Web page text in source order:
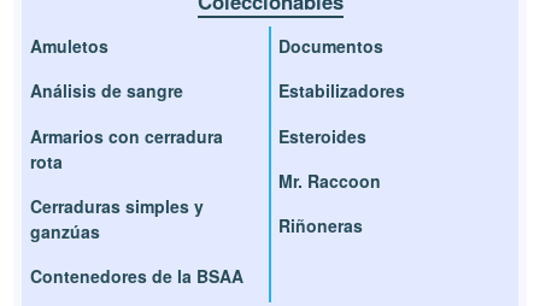
Amuletos
Análisis de sangre
Armarios con cerradura
rota
Cerraduras simples y
ganzúas
Contenedores de la BSAA
Documentos
Estabilizadores
Esteroides
Mr. Raccoon
Riñoneras